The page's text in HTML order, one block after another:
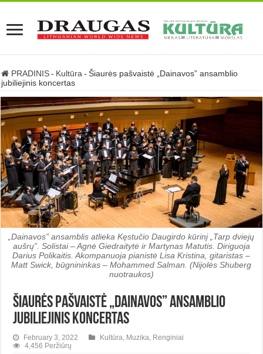
PRADINIS - Kultūra - Šiaurės pašvaistė „Dainavos” ansamblio
jubiliejinis koncertas
„Dainavos” ansamblis atlieka Kęstučio Daugirdo kūrinį „Tarp dviejų
aušrų”. Solistai – Agnė Giedraitytė ir Martynas Matutis. Diriguoja
Darius Polikaitis. Akompanuoja pianistė Lisa Kristina, gitaristas –
Matt Swick, būgnininkas – Mohammed Salman. (Nijolės Shuberg
nuotraukos)
Šiaurės pašvaistė „Dainavos” ansamblio
jubiliejinis koncertas
February 3, 2022 Kultūra Muzika Renginiai
4,456 Peržiūrų